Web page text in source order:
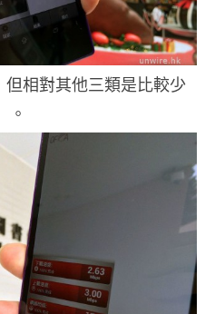
相對其他三類是比較少
。